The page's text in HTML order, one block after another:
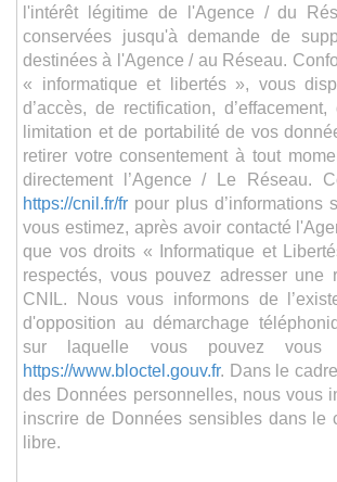
l'intérêt légitime de l'Agence / du
conservées jusqu'à demande de
destinées à l'Agence / au Réseau.
« informatique et libertés », vous
d’accès, de rectification, d’effacement,
limitation et de portabilité de vos
retirer votre consentement à tout
directement l’Agence / Le Réseau.
https://cnil.fr/fr pour plus d’informations
vous estimez, après avoir contacté
que vos droits « Informatique et
respectés, vous pouvez adresser une
CNIL. Nous vous informons de
d'opposition au démarchage
sur laquelle vous pouvez
https://www.bloctel.gouv.fr. Dans le
des Données personnelles, nous vous
inscrire de Données sensibles dans le
libre.